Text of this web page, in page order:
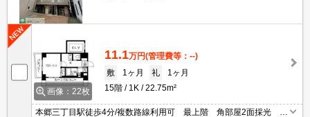
画像：22枚
11.1万円(管理費等：--)
敷
1ヶ月 礼
1ヶ月
15階
1K 22.75m²
本郷三丁目駅徒歩4分/複数路線利用可 最上階 角部屋2面採光 オ